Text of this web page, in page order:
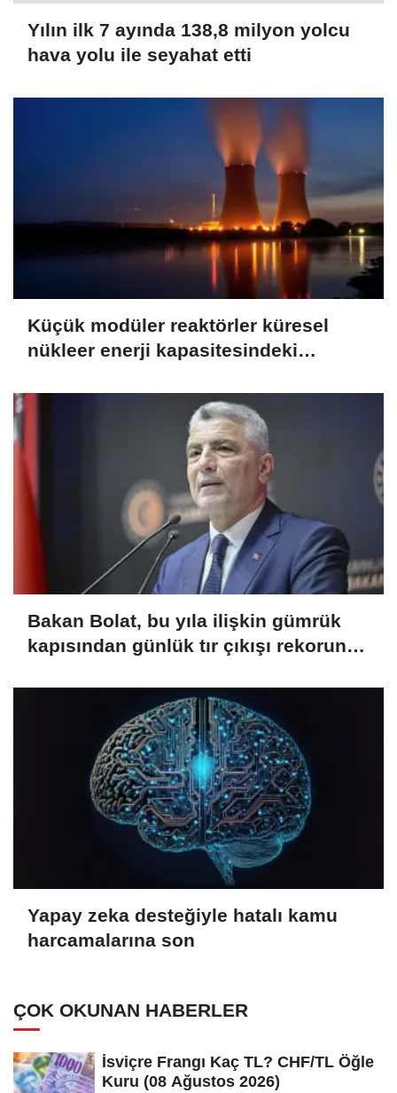
Yılın ilk 7 ayında 138,8 milyon yolcu
hava yolu ile seyahat etti
Küçük modüler reaktörler küresel
nükleer enerji kapasitesindeki
Bakan Bolat, bu yıla ilişkin gümrük
kapısından günlük tır çıkışı rekorunun
Yapay zeka desteğiyle hatalı kamu
harcamalarına son
ÇOK OKUNAN HABERLER
İsviçre Frangı Kaç TL? CHF/TL Öğle
Kuru (08 Ağustos 2026)